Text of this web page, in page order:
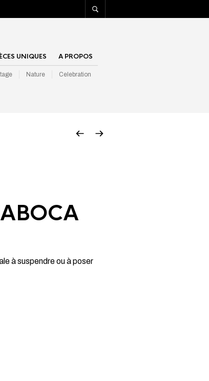
UNIQUES A PROPOS
Nature Celebration
à suspendre ou à poser